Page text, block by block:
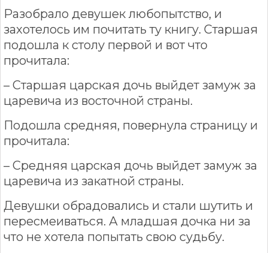
Разобрало девушек любопытство, и
захотелось им почитать ту книгу. Старшая
подошла к столу первой и вот что
прочитала:
– Старшая царская дочь выйдет замуж за
царевича из восточной страны.
Подошла средняя, повернула страницу и
прочитала:
– Средняя царская дочь выйдет замуж за
царевича из закатной страны.
Девушки обрадовались и стали шутить и
пересмеиваться. А младшая дочка ни за
что не хотела попытать свою судьбу.